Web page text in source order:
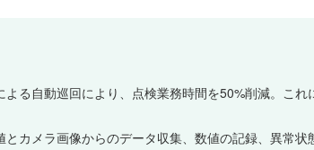
よる自動巡回により、点検業務時間を50%削減。こ
とカメラ画像からのデータ収集、数値の記録、異常